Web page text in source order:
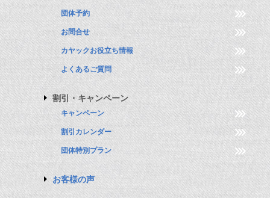
団体予約
お問合せ
カヤックお役立ち情報
よくあるご質問
割引・キャンペーン
キャンペーン
割引カレンダー
団体特別プラン
お客様の声